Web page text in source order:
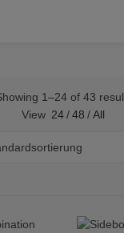
1–24 of 43
View 24 / 48 / All